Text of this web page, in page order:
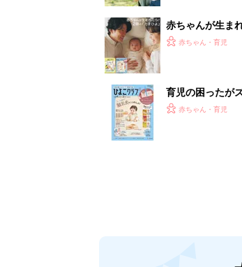
赤ちゃんが生ま
赤ちゃん・育児
育児の困ったが
つ情報がいっぱい
赤ちゃん・育児